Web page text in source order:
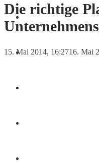
News
Die richtige
15. Mai 2014, 16:2716. Mai